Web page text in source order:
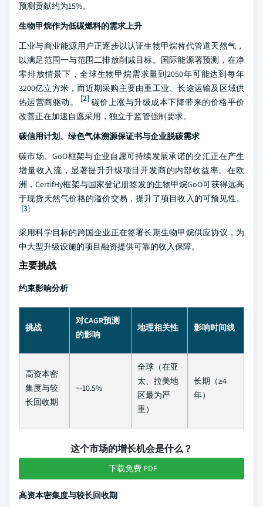
预测贡献约为15%。
生物甲烷作为低碳燃料的需求上升
工业与商业能源用户正逐步以认证生物甲烷替代管道天然气，
以满足范围一与范围二排放削减目标。国际能源署预测，在净
零排放情景下，全球生物甲烷需求量到2050年可能达到每年
3200亿立方米，而近期采购主要由重工业、长途运输及区域供
热运营商驱动。
[2] 碳价上涨与升级成本下降带来的价格平价
改善正在加速自愿采用，独立于监管强制要求。
碳信用计划、绿色气体溯源保证书与企业脱碳需求
碳市场、GoO框架与企业自愿可持续发展承诺的交汇正在产生
增量收入流，显著提升升级项目开发商的内部收益率。在欧
洲，CertifHy框架与国家登记册签发的生物甲烷GoO可获得远高
于现货天然气价格的溢价交易，提升了项目收入的可预见性。
[3]
采用科学目标的跨国企业正在签署长期生物甲烷供应协议，为
中大型升级设施的项目融资提供可靠的收入保障。
主要挑战
约束影响分析
挑战
对CAGR预测
的影响
地理相关性 影响时间线
高资本密
集度与较
长回收期
~-10.5%
全球（在亚
太、拉美地
区最为严
重）
长期（≥4
年）
这个市场的增长机会是什么？
下载免费 PDF
高资本密集度与较长回收期